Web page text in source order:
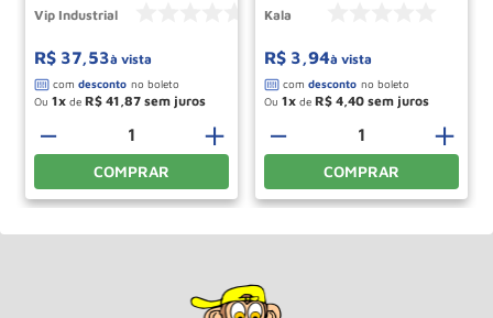
Vip Industrial
R$ 37,53à vista
Ou 1 de R$ 41,87
＋
－
COMPRAR
Kala
R$ 3,94à vista
Ou 1 de R$ 4,40
＋
－
COMPRAR